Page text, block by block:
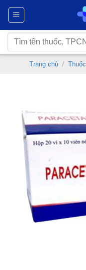
Chuyển
nội
dung
Tìm
kiếm:
Trang chủ / Thuốc